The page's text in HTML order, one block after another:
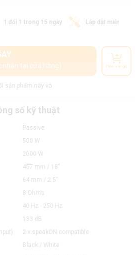
1 đổi 1 trong 15 ngày Lắp đặt miễn phí
nhận tại cửa hàng) Thêm vào giỏ
sản phẩm này và
số kỹ thuật
Passive
500 W
2000 W
457 mm / 18"
64 mm / 2.5"
8 Ohms
40 Hz - 250 Hz
133 dB
2 x speakON compatible
Black / White